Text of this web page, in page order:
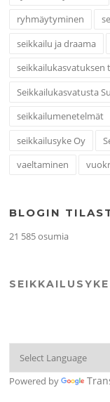
ryhmäytyminen
seikkailu ja draama
seikkailukasvatuksen
Seikkailukasvatusta
seikkailumenetelmät
seikkailusyke Oy
vaeltaminen
BLOGIN
21 585 osumia
Powered by